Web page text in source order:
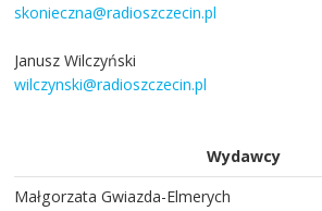
skonieczna@radioszczecin.pl
Janusz Wilczyński
wilczynski@radioszczecin.pl
Wydawcy
Małgorzata Gwiazda-Elmerych